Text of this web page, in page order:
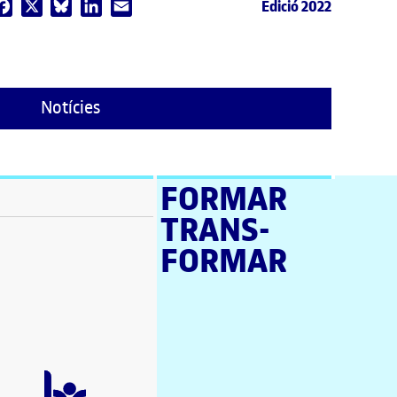
Facebook Bluesky LinkedIn Edició 2022
Notícies
nova)
una finestra nova)
nova)
finestra nova)
FORMAR
TRANS­
FORMAR